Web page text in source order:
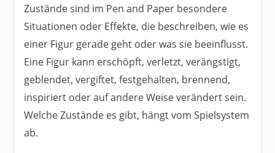
Zustände sind im Pen and Paper besondere
Situationen oder Effekte, die beschreiben, wie es
einer Figur gerade geht oder was sie beeinflusst.
Eine Figur kann erschöpft, verletzt, verängstigt,
geblendet, vergiftet, festgehalten, brennend,
inspiriert oder auf andere Weise verändert sein.
Welche Zustände es gibt, hängt vom Spielsystem
ab.